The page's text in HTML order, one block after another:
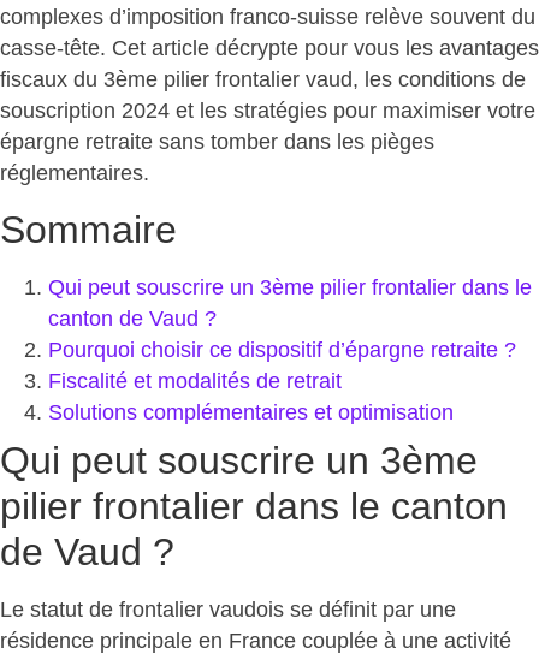
complexes d’imposition franco-suisse relève souvent du
casse-tête. Cet article décrypte pour vous les avantages
fiscaux du 3ème pilier frontalier vaud, les conditions de
souscription 2024 et les stratégies pour maximiser votre
épargne retraite sans tomber dans les pièges
réglementaires.
Sommaire
Qui peut souscrire un 3ème pilier frontalier dans le
canton de Vaud ?
Pourquoi choisir ce dispositif d’épargne retraite ?
Fiscalité et modalités de retrait
Solutions complémentaires et optimisation
Qui peut souscrire un 3ème
pilier frontalier dans le canton
de Vaud ?
Le statut de frontalier vaudois se définit par une
résidence principale en France couplée à une activité